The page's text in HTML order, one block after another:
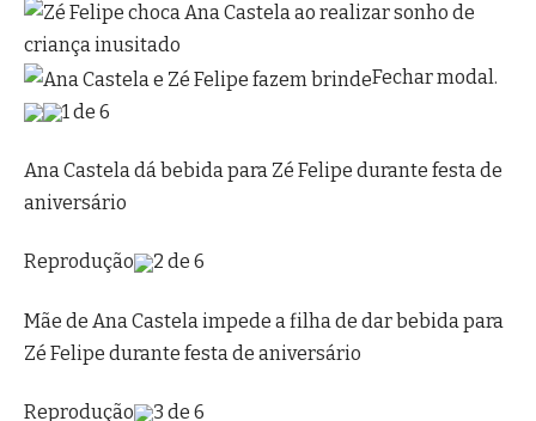
Fechar modal.
1 de 6
Ana Castela dá bebida para Zé Felipe durante festa de
aniversário
Reprodução 2 de 6
Mãe de Ana Castela impede a filha de dar bebida para
Zé Felipe durante festa de aniversário
Reprodução 3 de 6